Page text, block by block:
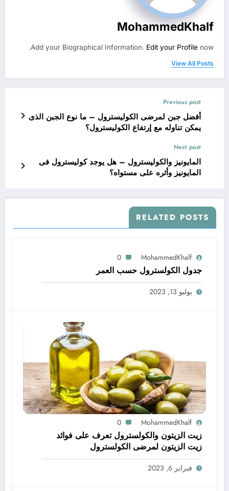
MohammedKhalf
Add your Biographical Information. Edit your Profile now.
View All Posts
Previous post
أفضل جبن لمرضى الكوليسترول – ما نوع الجبن الذى
يمكن تناوله مع إرتفاع الكوليسترول؟
Next post
المايونيز والكوليسترول – هل يوجد كوليسترول فى
المايونيز وأثره على مستواه؟
RELATED POSTS
MohammedKhalf
0
جدول الكولسترول حسب العمر
يوليو 13, 2023
MohammedKhalf
0
زيت الزيتون والكولسترول تعرف على فوائد
زيت الزيتون لمرضى الكولسترول
فبراير 6, 2023